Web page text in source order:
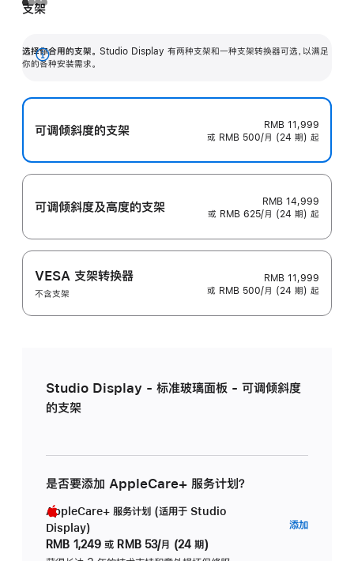
支架
选择你合用的支架。 Studio Display 有两种支架和一种支架转换器可选，以满足
你的各种安装需求。
展
可调倾斜度的支架
RMB 11,999
或 RMB 500/月 (24 期) 起
可调倾斜度及高‍度的支‍架
RMB 14,999
或 RMB 625/月 (24 期) 起
VESA 支架转换器
不含支架
RMB 11,999
或 RMB 500/月 (24 期) 起
Studio Display - 标准玻璃面板 - 可调倾斜度
的支架
是否要添加 AppleCare+ 服务计划？
AppleCare+ 服务计划 (适用于 Studio
Display)
RMB 1,249 或 RMB 53/月 (24 期)
添加